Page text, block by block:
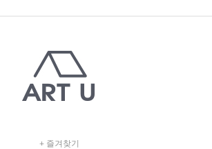
+ 즐겨찾기